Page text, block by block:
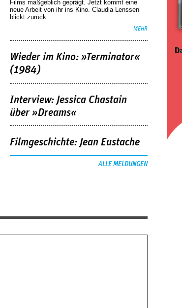
Films maßgeblich geprägt. Jetzt kommt eine
neue Arbeit von ihr ins Kino. Claudia Lenssen
blickt zurück.
MEHR
Wieder im Kino: »Terminator«
(1984)
Interview: Jessica Chastain
über »Dreams«
Filmgeschichte: Jean Eustache
ALLE MELDUNGEN